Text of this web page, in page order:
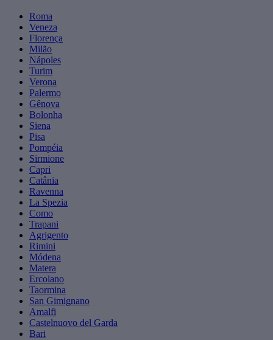
Roma
Veneza
Florença
Milão
Nápoles
Turim
Verona
Palermo
Gênova
Bolonha
Siena
Pisa
Pompéia
Sirmione
Capri
Catânia
Ravenna
La Spezia
Como
Trapani
Agrigento
Rimini
Módena
Matera
Ercolano
Taormina
San Gimignano
Amalfi
Castelnuovo del Garda
Bari